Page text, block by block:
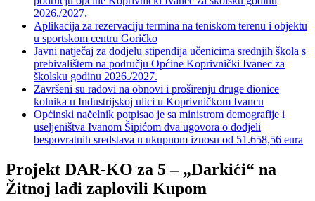
2026./2027.
Aplikacija za rezervaciju termina na teniskom terenu i objektu
u sportskom centru Goričko
Javni natječaj za dodjelu stipendija učenicima srednjih škola s
prebivalištem na području Općine Koprivnički Ivanec za
školsku godinu 2026./2027.
Završeni su radovi na obnovi i proširenju druge dionice
kolnika u Industrijskoj ulici u Koprivničkom Ivancu
Općinski načelnik potpisao je sa ministrom demografije i
useljeništva Ivanom Šipićom dva ugovora o dodjeli
bespovratnih sredstava u ukupnom iznosu od 51.658,56 eura
Projekt DAR-KO za 5 – „Darkići“ na
Žitnoj lađi zaplovili Kupom